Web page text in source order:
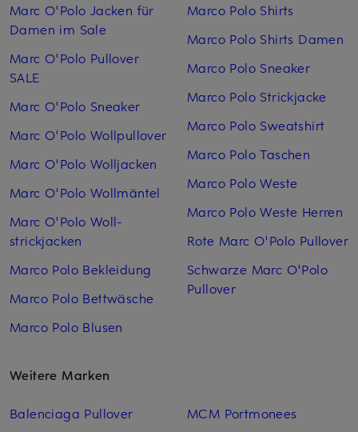
Marc O'Polo Jacken für
Damen im Sale
Marc O'Polo Pullover
SALE
Marc O'Polo Sneaker
Marc O'Polo Wollpullover
Marc O'Polo Woll­jacken
Marc O'Polo Woll­mäntel
Marc O'Polo Woll­
strickjacken
Marco Polo Bekleidung
Marco Polo Bettwäsche
Marco Polo Blusen
Marco Polo Shirts
Marco Polo Shirts Damen
Marco Polo Sneaker
Marco Polo Strickjacke
Marco Polo Sweatshirt
Marco Polo Taschen
Marco Polo Weste
Marco Polo Weste Herren
Rote Marc O'Polo Pullover
Schwarze Marc O'Polo
Pullover
Weitere Marken
Balenciaga Pullover
MCM Portmonees